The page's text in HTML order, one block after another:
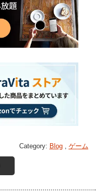
Category: Blog, ゲーム